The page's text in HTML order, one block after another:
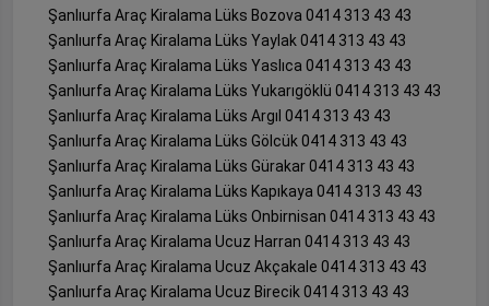
Şanlıurfa Araç Kiralama Lüks Bozova 0414 313 43 43
Şanlıurfa Araç Kiralama Lüks Yaylak 0414 313 43 43
Şanlıurfa Araç Kiralama Lüks Yaslıca 0414 313 43 43
Şanlıurfa Araç Kiralama Lüks Yukarıgöklü 0414 313 43 43
Şanlıurfa Araç Kiralama Lüks Argıl 0414 313 43 43
Şanlıurfa Araç Kiralama Lüks Gölcük 0414 313 43 43
Şanlıurfa Araç Kiralama Lüks Gürakar 0414 313 43 43
Şanlıurfa Araç Kiralama Lüks Kapıkaya 0414 313 43 43
Şanlıurfa Araç Kiralama Lüks Onbirnisan 0414 313 43 43
Şanlıurfa Araç Kiralama Ucuz Harran 0414 313 43 43
Şanlıurfa Araç Kiralama Ucuz Akçakale 0414 313 43 43
Şanlıurfa Araç Kiralama Ucuz Birecik 0414 313 43 43